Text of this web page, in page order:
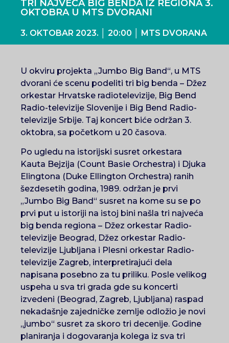
TRI NAJVEĆA BIG BENDA IZ REGIONA 3.
OKTOBRA U MTS DVORANI
3. OKTOBAR 2023. │ 20:00 │ MTS DVORANA
U okviru projekta „Jumbo Big Band“, u MTS
dvorani će scenu podeliti tri big benda – Džez
orkestar Hrvatske radiotelevizije, Big Bend
Radio-televizije Slovenije i Big Bend Radio-
televizije Srbije. Taj koncert biće održan 3.
oktobra, sa početkom u 20 časova.
Po ugledu na istorijski susret orkestara
Kauta Bejzija (Count Basie Orchestra) i Djuka
Elingtona (Duke Ellington Orchestra) ranih
šezdesetih godina, 1989. održan je prvi
„Jumbo Big Band“ susret na kome su se po
prvi put u istoriji na istoj bini našla tri najveća
big benda regiona – Džez orkestar Radio-
televizije Beograd, Džez orkestar Radio-
televizije Ljubljana i Plesni orkestar Radio-
televizije Zagreb, interpretirajući dela
napisana posebno za tu priliku. Posle velikog
uspeha u sva tri grada gde su koncerti
izvedeni (Beograd, Zagreb, Ljubljana) raspad
nekadašnje zajedničke zemlje odložio je novi
„jumbo“ susret za skoro tri decenije. Godine
planiranja i dogovaranja kolega iz sva tri